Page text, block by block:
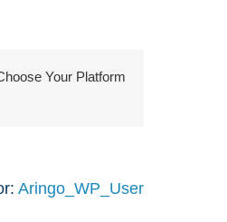
Your Platform!
Aringo_WP_User